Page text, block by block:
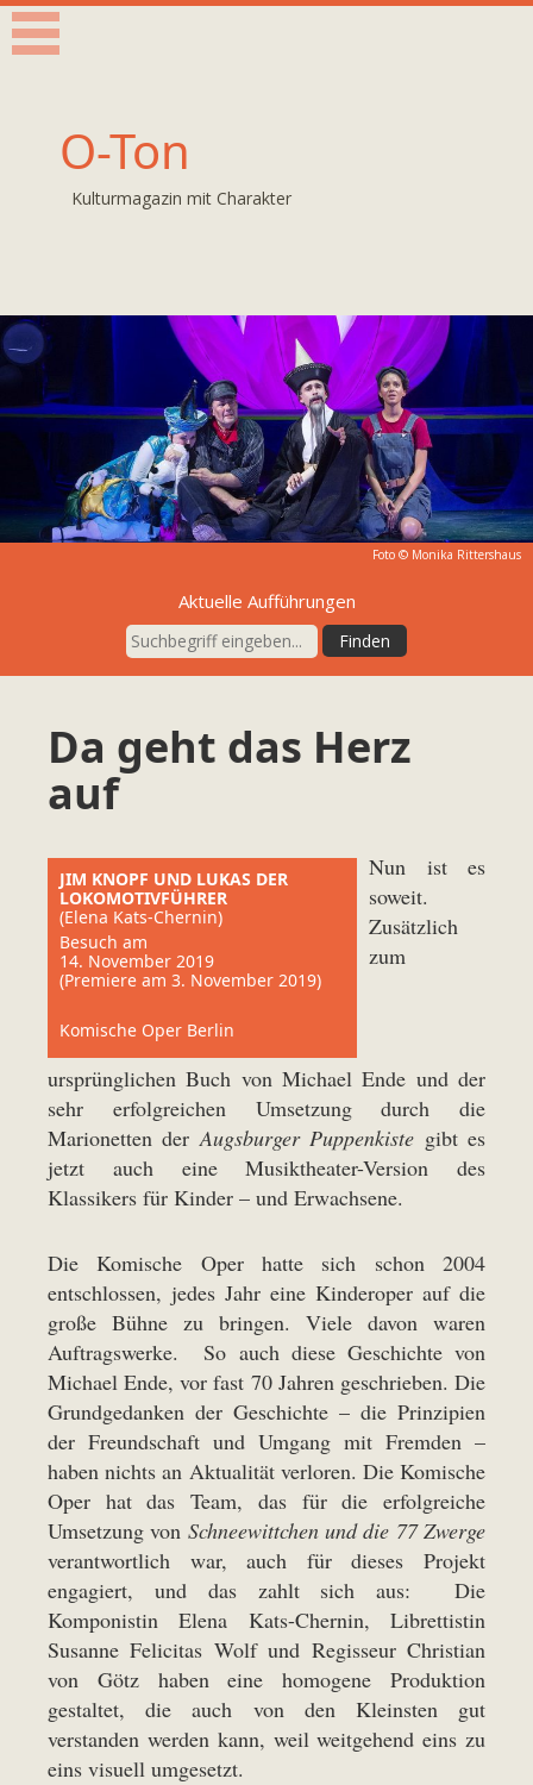
O-Ton
Kulturmagazin mit Charakter
Foto © Monika Rittershaus
Aktuelle Aufführungen
Da geht das Herz
auf
JIM KNOPF UND LUKAS DER
LOKOMOTIVFÜHRER
(Elena Kats-Chernin)
Besuch am
14. November 2019
(Premiere am 3. November 2019)
Komische Oper Berlin
Nun ist es
soweit.
Zusätzlich
zum
ursprünglichen Buch von Michael Ende und der
sehr erfolgreichen Umsetzung durch die
Marionetten derAugsburger Puppenkiste gibt es
jetzt auch eine Musiktheater-Version des
Klassikers für Kinder – und Erwachsene.
Die Komische Oper hatte sich schon 2004
entschlossen, jedes Jahr eine Kinderoper auf die
große Bühne zu bringen. Viele davon waren
Auftragswerke. So auch diese Geschichte von
Michael Ende, vor fast 70 Jahren geschrieben. Die
Grundgedanken der Geschichte – die Prinzipien
der Freundschaft und Umgang mit Fremden –
haben nichts an Aktualität verloren. Die Komische
Oper hat das Team, das für die erfolgreiche
Umsetzung von Schneewittchen und die 77 Zwerge
verantwortlich war, auch für dieses Projekt
engagiert, und das zahlt sich aus: Die
Komponistin Elena Kats-Chernin, Librettistin
Susanne Felicitas Wolf und Regisseur Christian
von Götz haben eine homogene Produktion
gestaltet, die auch von den Kleinsten gut
verstanden werden kann, weil weitgehend eins zu
eins visuell umgesetzt.